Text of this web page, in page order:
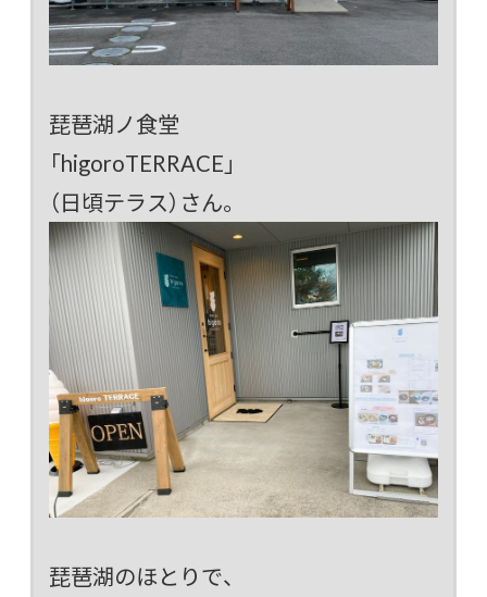
琵琶湖ノ食堂
「higoroTERRACE」
（日頃テラス）さん。
琵琶湖のほとりで、